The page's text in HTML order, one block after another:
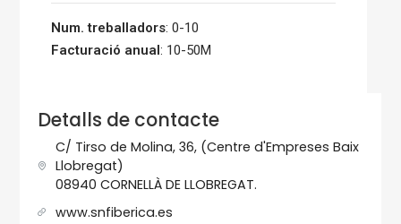
Num. treballadors: 0-10
Facturació anual: 10-50M
Detalls de contacte
C/ Tirso de Molina, 36, (Centre d'Empreses Baix
Llobregat)
08940 CORNELLÀ DE LLOBREGAT.
www.snfiberica.es